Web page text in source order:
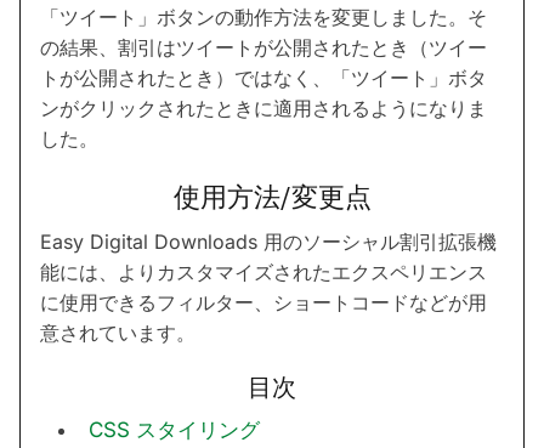
「ツイート」ボタンの動作方法を変更しました。そ
の結果、割引はツイートが公開されたとき（ツイー
トが公開されたとき）ではなく、「ツイート」ボタ
ンがクリックされたときに適用されるようになりま
した。
使用方法/変更点
Easy Digital Downloads 用のソーシャル割引拡張機
能には、よりカスタマイズされたエクスペリエンス
に使用できるフィルター、ショートコードなどが用
意されています。
目次
CSS スタイリング